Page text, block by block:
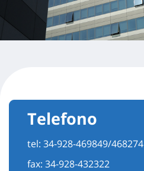
Telefono
tel: 34-928-469849/468274
fax: 34-928-432322